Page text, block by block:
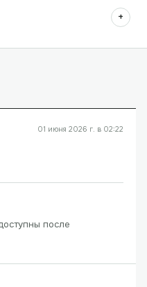
+
01 июня 2026 г. в 02:22
после